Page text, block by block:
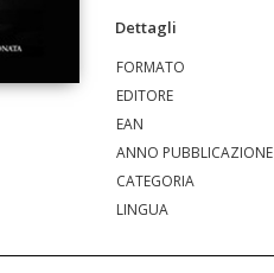
Dettagli
FORMATO
EDITORE
EAN
ANNO PUBBLICAZIONE
CATEGORIA
LINGUA